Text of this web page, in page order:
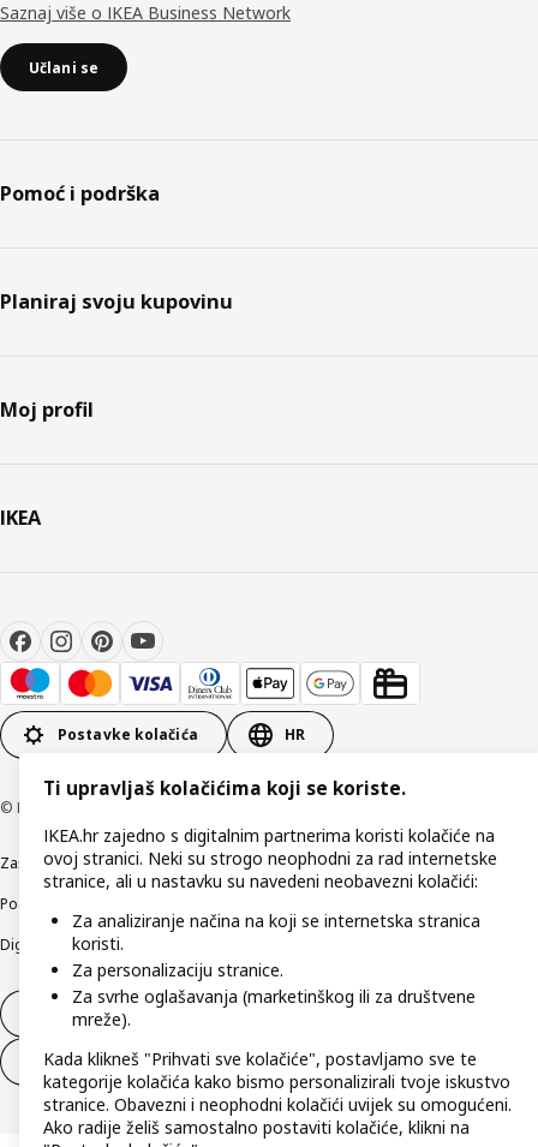
Saznaj više o IKEA Business Network
Učlani se
Pomoć i podrška
Planiraj svoju kupovinu
Moj profil
IKEA
Postavke kolačića HR
© Inter IKEA Systems B.V 1999-2026
Zaštita privatnostiKako koristimo kolačiće (Cookies) Uvjeti poslovanja
Podaci o tvrtki IKEA Hrvatska
Digitalna pristupačnost
Jednostrani raskid ugovora
Jednostrani raskid ugovora za usluge
Ti upravljaš kolačićima koji se koriste.
IKEA.hr zajedno s digitalnim partnerima koristi kolačiće na
ovoj stranici. Neki su strogo neophodni za rad internetske
stranice, ali u nastavku su navedeni neobavezni kolačići:
Za analiziranje načina na koji se internetska stranica
koristi.
Za personalizaciju stranice.
Za svrhe oglašavanja (marketinškog ili za društvene
mreže).
Kada klikneš "Prihvati sve kolačiće", postavljamo sve te
kategorije kolačića kako bismo personalizirali tvoje iskustvo
stranice. Obavezni i neophodni kolačići uvijek su omogućeni.
Ako radije želiš samostalno postaviti kolačiće, klikni na